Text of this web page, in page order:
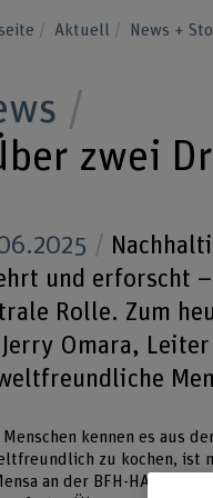
Aktuell News +
zwei
und erforscht
Rolle. Zum
Omara,
kennen es aus
zu kochen, ist
an der BFH-HAFL